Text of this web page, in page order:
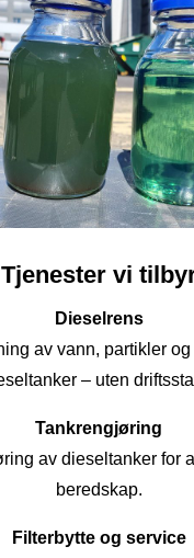
Tjenester vi
Dieselrens
av vann, partikler
– uten
Tankrengjøring
av dieseltanker for
beredskap.
Filterbytte og service